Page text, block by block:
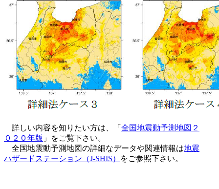
詳しい内容を知りたい方は、「 全国地震動予測地図２
０２０年版 」をご覧下さい。
全国地震動予測地図の詳細なデータや関連情報は地震
ハザードステーション（J-SHIS）
をご参照下さい。